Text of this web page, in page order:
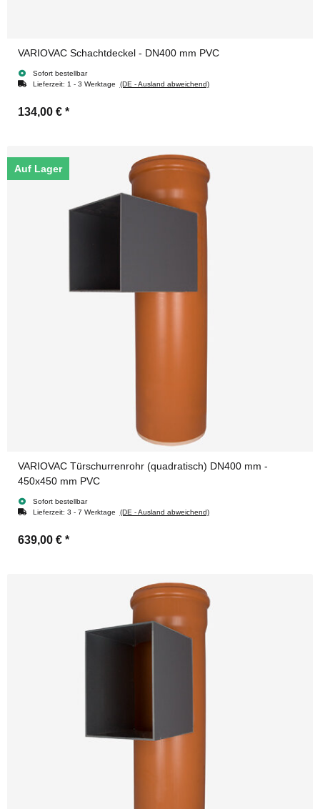
VARIOVAC Schachtdeckel - DN400 mm PVC
Sofort bestellbar
Lieferzeit: 1 - 3 Werktage (DE - Ausland abweichend)
134,00 € *
Auf Lager
VARIOVAC Türschurrenrohr (quadratisch) DN400 mm -
450x450 mm PVC
Sofort bestellbar
Lieferzeit: 3 - 7 Werktage (DE - Ausland abweichend)
639,00 € *